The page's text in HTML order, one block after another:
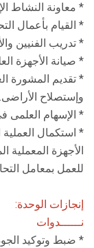
* معاونة النشاط
* القيام بأعمال
* تدريب الفنيين
* صيانة الأجهزة
* تقديم المشورة
وإستصلاح الأراضى.
* الإسهام العلمى
* استكمال العملية
الأجهزة
للعمل بمعامل
إنجازات الوحدة:
نــــــدوات
* ضبط وتوكيد